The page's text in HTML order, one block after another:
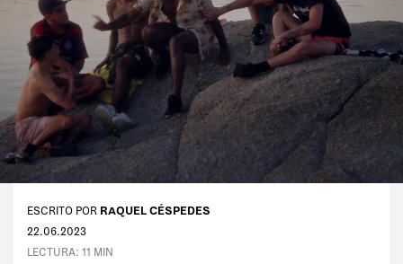
ESCRITO POR RAQUEL CÉSPEDES
22.06.2023
LECTURA: 11 MIN
#Moda
#Delirios
#Paladares
#Deporte
#Ego
#Charlas